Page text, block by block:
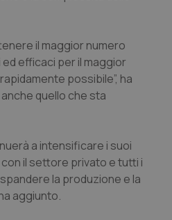
urogenitali
il maggior numero
efficaci per il maggior
possibile”, ha
quello che sta
a intensificare i suoi
il settore privato e tutti i
la produzione e la
aggiunto.